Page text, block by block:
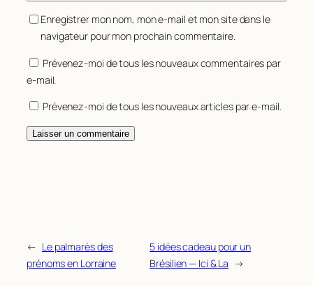
Enregistrer mon nom, mon e-mail et mon site dans le
navigateur pour mon prochain commentaire.
Prévenez-moi de tous les nouveaux commentaires par
e-mail.
Prévenez-moi de tous les nouveaux articles par e-mail.
← Le palmarès des
prénoms en Lorraine
5 idées cadeau pour un
Brésilien — Ici & La →